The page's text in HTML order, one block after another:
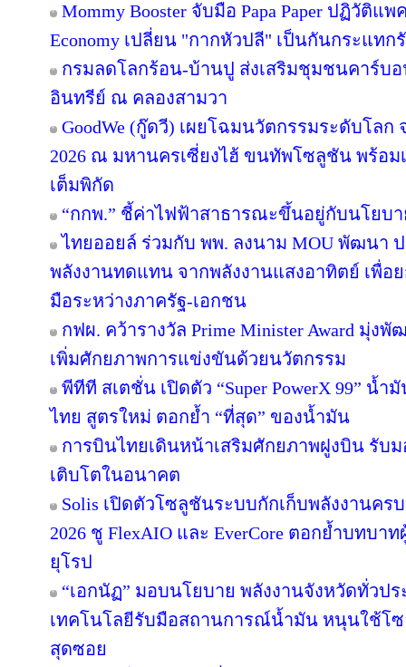
Mommy Booster จับมือ Papa Paper ปฏิวัติแ
Economy เปลี่ยน "กากหัวปลี" เป็นกันกระแทก
กรมลดโลกร้อน-บ้านปู ส่งเสริมชุมชนคาร์บ
อินทรีย์ ณ คลองสามวา
GoodWe (กู๊ดวี) เผยโฉมนวัตกรรมระดับโลก
2026 ณ มหานครเซี่ยงไฮ้ ขนทัพโซลูชัน พร้อ
เต็มพิกัด
“กกพ.” ชี้ค่าไฟฟ้าสาธารณะขึ้นอยู่กับนโยบา
ไทยออยล์ ร่วมกับ พพ. ลงนาม MOU พัฒนา
พลังงานทดแทน จากพลังงานแสงอาทิตย์ เพื่อ
มือระหว่างภาครัฐ-เอกชน
กฟผ. คว้ารางวัล Prime Minister Award มุ่ง
เพิ่มศักยภาพการแข่งขันด้วยนวัตกรรม
พีทีที สเตชั่น เปิดตัว “Super PowerX 99” น้
ไทย สูตรใหม่ ตอกย้ำ “ที่สุด” ของน้ำมัน
การบินไทยเดินหน้าเสริมศักยภาพฝูงบิน รับม
เติบโตในอนาคต
Solis เปิดตัวโซลูชันระบบกักเก็บพลังงานครบ
2026 ชู FlexAIO และ EverCore ตอกย้ำบทบา
ยุโรป
“เอกนัฏ” มอบนโยบาย พลังงานจังหวัดทั่ว
เทคโนโลยีรับมือสถานการณ์น้ำมัน หนุนใช้โซ
สุดซอย